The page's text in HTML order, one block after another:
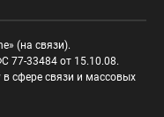
(на связи).
77-33484 от 15.10.08.
сфере связи и массовых